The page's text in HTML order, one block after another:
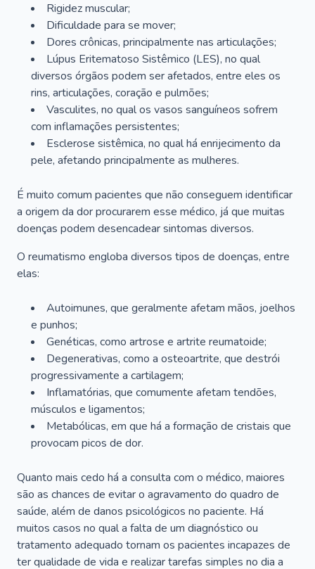
Rigidez muscular;
Dificuldade para se mover;
Dores crônicas, principalmente nas articulações;
Lúpus Eritematoso Sistêmico (LES), no qual
diversos órgãos podem ser afetados, entre eles os
rins, articulações, coração e pulmões;
Vasculites, no qual os vasos sanguíneos sofrem
com inflamações persistentes;
Esclerose sistêmica, no qual há enrijecimento da
pele, afetando principalmente as mulheres.
É muito comum pacientes que não conseguem identificar
a origem da dor procurarem esse médico, já que muitas
doenças podem desencadear sintomas diversos.
O reumatismo engloba diversos tipos de doenças, entre
elas:
Autoimunes, que geralmente afetam mãos, joelhos
e punhos;
Genéticas, como artrose e artrite reumatoide;
Degenerativas, como a osteoartrite, que destrói
progressivamente a cartilagem;
Inflamatórias, que comumente afetam tendões,
músculos e ligamentos;
Metabólicas, em que há a formação de cristais que
provocam picos de dor.
Quanto mais cedo há a consulta com o médico, maiores
são as chances de evitar o agravamento do quadro de
saúde, além de danos psicológicos no paciente. Há
muitos casos no qual a falta de um diagnóstico ou
tratamento adequado tornam os pacientes incapazes de
ter qualidade de vida e realizar tarefas simples no dia a